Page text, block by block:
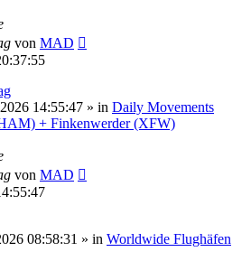
von MAD
14:55:47 » in Daily Movements
+ Finkenwerder (XFW)
von MAD
08:58:31 » in Worldwide Flughäfen